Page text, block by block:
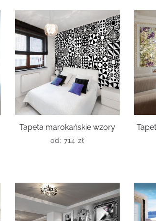
Tapeta marokańskie wzory
od: 714 zł